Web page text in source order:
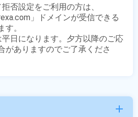
否設定をご利用の方は、
」ドメインが受信できる
。
日になります。夕方以降のご応
がありますのでご了承くださ
add